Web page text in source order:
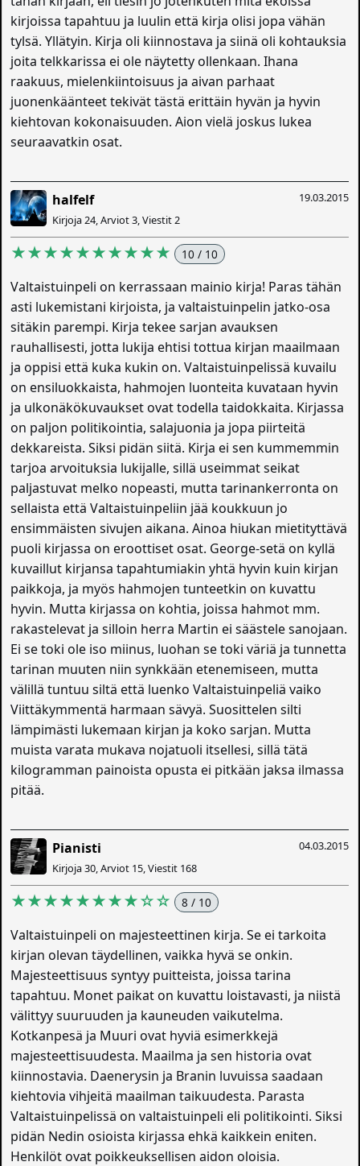
kirjoissa tapahtuu ja luulin että kirja olisi jopa vähän
tylsä. Yllätyin. Kirja oli kiinnostava ja siinä oli kohtauksia
joita telkkarissa ei ole näytetty ollenkaan. Ihana
raakuus, mielenkiintoisuus ja aivan parhaat
juonenkäänteet tekivät tästä erittäin hyvän ja hyvin
kiehtovan kokonaisuuden. Aion vielä joskus lukea
seuraavatkin osat.
19.03.2015
halfelf
Kirjoja 24, Arviot 3, Viestit 2
★★★★★★★★★★ 10 / 10
Valtaistuinpeli on kerrassaan mainio kirja! Paras tähän
asti lukemistani kirjoista, ja valtaistuinpelin jatko-osa
sitäkin parempi. Kirja tekee sarjan avauksen
rauhallisesti, jotta lukija ehtisi tottua kirjan maailmaan
ja oppisi että kuka kukin on. Valtaistuinpelissä kuvailu
on ensiluokkaista, hahmojen luonteita kuvataan hyvin
ja ulkonäkökuvaukset ovat todella taidokkaita. Kirjassa
on paljon politikointia, salajuonia ja jopa piirteitä
dekkareista. Siksi pidän siitä. Kirja ei sen kummemmin
tarjoa arvoituksia lukijalle, sillä useimmat seikat
paljastuvat melko nopeasti, mutta tarinankerronta on
sellaista että Valtaistuinpeliin jää koukkuun jo
ensimmäisten sivujen aikana. Ainoa hiukan mietityttävä
puoli kirjassa on eroottiset osat. George-setä on kyllä
kuvaillut kirjansa tapahtumiakin yhtä hyvin kuin kirjan
paikkoja, ja myös hahmojen tunteetkin on kuvattu
hyvin. Mutta kirjassa on kohtia, joissa hahmot mm.
rakastelevat ja silloin herra Martin ei säästele sanojaan.
Ei se toki ole iso miinus, luohan se toki väriä ja tunnetta
tarinan muuten niin synkkään etenemiseen, mutta
välillä tuntuu siltä että luenko Valtaistuinpeliä vaiko
Viittäkymmentä harmaan sävyä. Suosittelen silti
lämpimästi lukemaan kirjan ja koko sarjan. Mutta
muista varata mukava nojatuoli itsellesi, sillä tätä
kilogramman painoista opusta ei pitkään jaksa ilmassa
pitää.
04.03.2015
Pianisti
Kirjoja 30, Arviot 15, Viestit 168
★★★★★★★★☆☆ 8 / 10
Valtaistuinpeli on majesteettinen kirja. Se ei tarkoita
kirjan olevan täydellinen, vaikka hyvä se onkin.
Majesteettisuus syntyy puitteista, joissa tarina
tapahtuu. Monet paikat on kuvattu loistavasti, ja niistä
välittyy suuruuden ja kauneuden vaikutelma.
Kotkanpesä ja Muuri ovat hyviä esimerkkejä
majesteettisuudesta. Maailma ja sen historia ovat
kiinnostavia. Daenerysin ja Branin luvuissa saadaan
kiehtovia vihjeitä maailman taikuudesta. Parasta
Valtaistuinpelissä on valtaistuinpeli eli politikointi. Siksi
pidän Nedin osioista kirjassa ehkä kaikkein eniten.
Henkilöt ovat poikkeuksellisen aidon oloisia.